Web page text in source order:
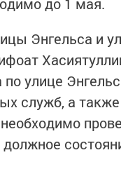
Энгельса и
по улице
служб, а